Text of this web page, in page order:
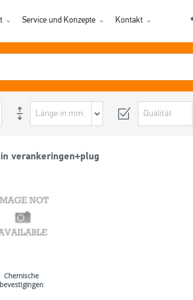
Service und Konzepte Kontakt
verankeringen+plug
Chemische